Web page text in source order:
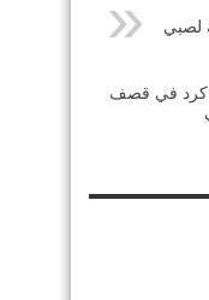
لصبي
كرد في قصف